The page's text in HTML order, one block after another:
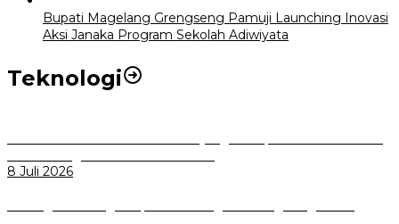
Bupati Magelang Grengseng Pamuji Launching Inovasi
Aksi Janaka Program Sekolah Adiwiyata
Teknologi
8 Juli 2026